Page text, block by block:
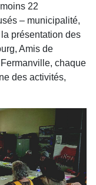
22
– municipalité,
présentation des
Amis de
chaque
des activités,